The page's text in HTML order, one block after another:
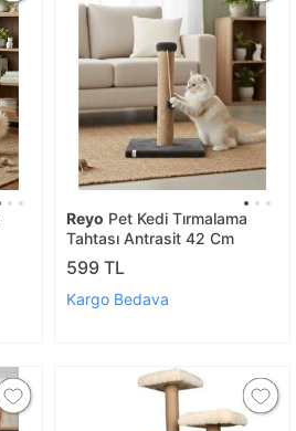
Reyo Pet Kedi Tırmalama
Tahtası Antrasit 42 Cm
599 TL
Kargo Bedava